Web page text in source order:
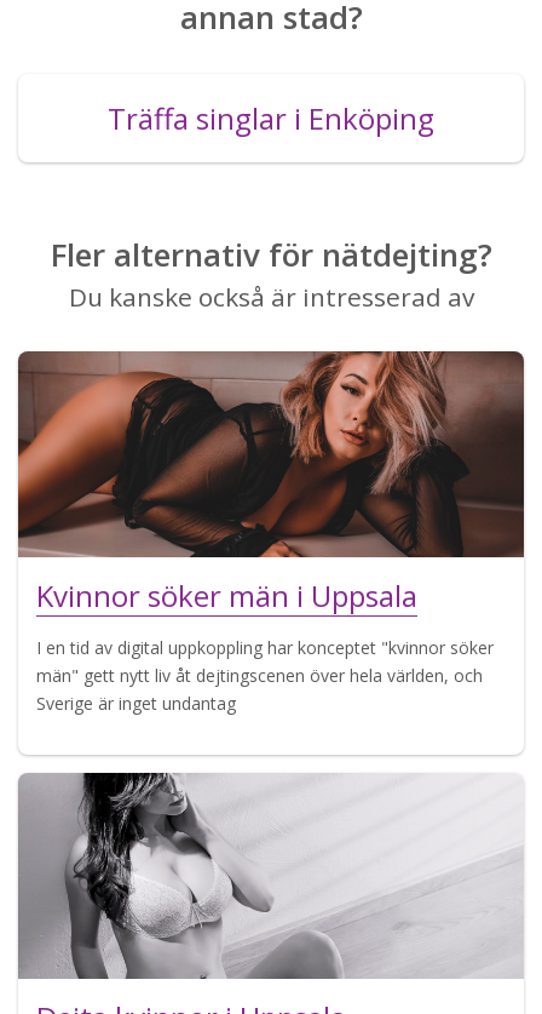
annan stad?
Träffa singlar i Enköping
Fler alternativ för nätdejting?
Du kanske också är intresserad av
Kvinnor söker män i Uppsala
I en tid av digital uppkoppling har konceptet "kvinnor söker
män" gett nytt liv åt dejtingscenen över hela världen, och
Sverige är inget undantag